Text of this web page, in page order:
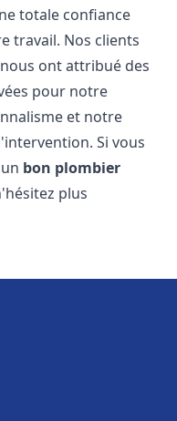
totale confiance
travail. Nos clients
ont attribué des
pour notre
et notre
Si vous
bon plombier
plus